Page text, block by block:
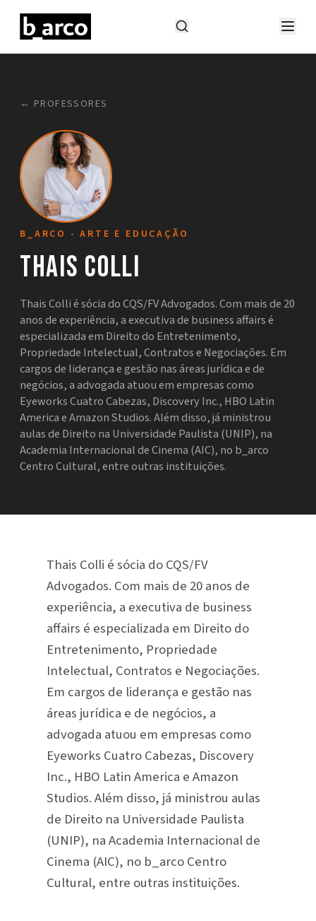
← PROFESSORES
B_ARCO - ARTE E EDUCAÇÃO
Thais Colli
Thais Colli é sócia do CQS/FV Advogados. Com mais de 20
anos de experiência, a executiva de business affairs é
especializada em Direito do Entretenimento,
Propriedade Intelectual, Contratos e Negociações. Em
cargos de liderança e gestão nas áreas jurídica e de
negócios, a advogada atuou em empresas como
Eyeworks Cuatro Cabezas, Discovery Inc., HBO Latin
America e Amazon Studios. Além disso, já ministrou
aulas de Direito na Universidade Paulista (UNIP), na
Academia Internacional de Cinema (AIC), no b_arco
Centro Cultural, entre outras instituições.
Thais Colli é sócia do CQS/FV
Advogados. Com mais de 20 anos de
experiência, a executiva de business
affairs é especializada em Direito do
Entretenimento, Propriedade
Intelectual, Contratos e Negociações.
Em cargos de liderança e gestão nas
áreas jurídica e de negócios, a
advogada atuou em empresas como
Eyeworks Cuatro Cabezas, Discovery
Inc., HBO Latin America e Amazon
Studios. Além disso, já ministrou aulas
de Direito na Universidade Paulista
(UNIP), na Academia Internacional de
Cinema (AIC), no b_arco Centro
Cultural, entre outras instituições.